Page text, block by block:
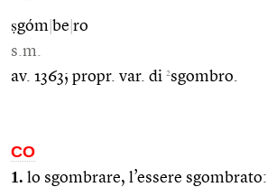
ṣgóm be ro
s.m.
av. 1363; propr. var. di 2sgombro.
CO
1. lo sgombrare, l’essere sgombrato: